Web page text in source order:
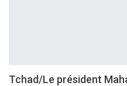
Tchad/Le président